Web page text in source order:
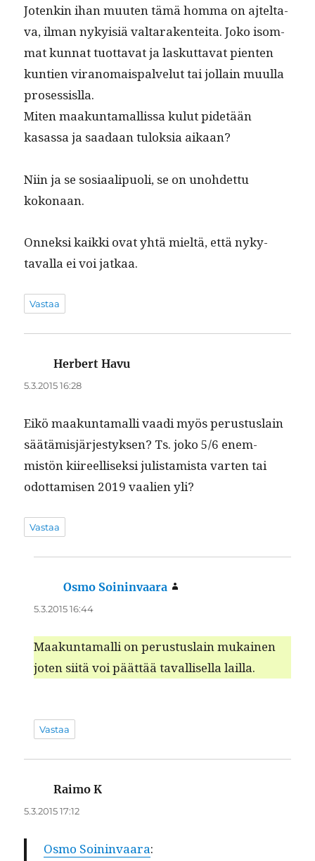
Jotenkin ihan muuten tämä hom­ma on ajtelta­
va, ilman nyky­isiä val­tarak­en­tei­ta. Joko isom­
mat kun­nat tuot­ta­vat ja laskut­ta­vat pien­ten
kun­tien vira­nomais­palve­lut tai jol­lain muul­la
prosessislla.
Miten maakun­ta­mallis­sa kulut pide­tään
kasas­sa ja saadaan tulok­sia aikaan?
Niin ja se sosi­aalipuoli, se on uno­hdet­tu
kokonaan.
Onnek­si kaik­ki ovat yhtä mieltä, että nyky­
taval­la ei voi jatkaa.
Vastaa
Herbert Havu
5.3.2015 16:28
Eikö maakun­ta­malli vaa­di myös perus­tus­lain
säätämisjärjestyk­sen? Ts. joko 5/6 enem­
mistön kiireel­lisek­si julis­tamista varten tai
odot­tamisen 2019 vaalien yli?
Vastaa
Osmo Soininvaara
5.3.2015 16:44
Maakun­ta­malli on perus­tus­lain mukainen
joten siitä voi päät­tää taval­lisel­la lailla.
Vastaa
Raimo K
5.3.2015 17:12
Osmo Soin­in­vaara: